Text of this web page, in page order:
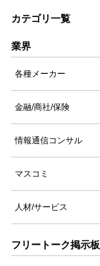
カテゴリ一覧
業界
各種メーカー
金融/商社/保険
情報通信コンサル
マスコミ
人材/サービス
フリートーク掲示板